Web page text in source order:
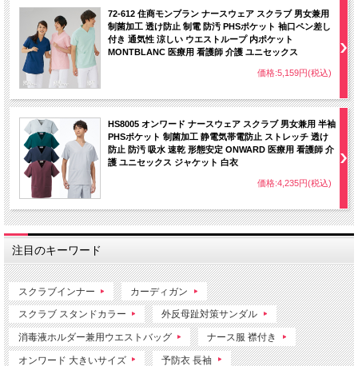
72-612 住商モンブラン ナースウェア スクラブ 男女兼用
制菌加工 透け防止 制電 防汚 PHSポケット 袖口ペン差し
付き 通気性 涼しい ウエストループ 内ポケット
MONTBLANC 医療用 看護師 介護 ユニセックス
価格:5,159円(税込)
HS8005 オンワード ナースウェア スクラブ 男女兼用 半袖
PHSポケット 制菌加工 静電気帯電防止 ストレッチ 透け
防止 防汚 吸水 速乾 形態安定 ONWARD 医療用 看護師 介
護 ユニセックス ジャケット 白衣
価格:4,235円(税込)
注目のキーワード
スクラブインナー カーディガン
スクラブ スタンドカラー 外反母趾対策サンダル
消毒液ホルダー兼用ウエストバッグ ナース服 襟付き
オンワード 大きいサイズ 予防衣 長袖